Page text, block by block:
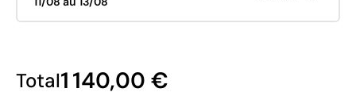
Total1 140,00 €